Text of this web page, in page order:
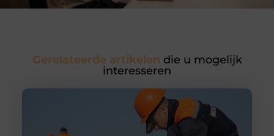
Gerelateerde artikelen die u mogelijk
interesseren